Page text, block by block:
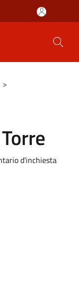
>
d'inchiesta